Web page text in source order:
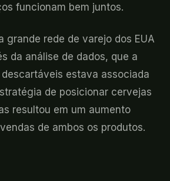
funcionam bem juntos.
grande rede de varejo dos EUA
da análise de dados, que a
estava associada
de posicionar cervejas
resultou em um aumento
de ambos os produtos.